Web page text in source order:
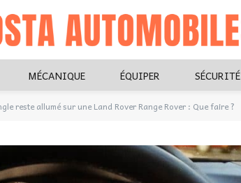
MÉCANIQUE ÉQUIPER SÉCURITÉ
reste allumé sur une Land Rover Range Rover : Que faire ?